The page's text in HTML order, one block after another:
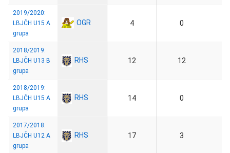
2019/2020:
LBJČH U15 A
grupa
OGR 4 0
2018/2019:
LBJČH U13 B
grupa
RHS 12 12
2018/2019:
LBJČH U15 A
grupa
RHS 14 0
2017/2018:
LBJČH U12 A
grupa
RHS 17 3